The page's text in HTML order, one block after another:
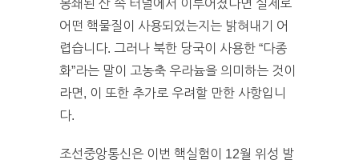
봉쇄된 산 속 터널에서 이루어졌다면 실제로
어떤 핵물질이 사용되었는지는 밝혀내기 어
렵습니다. 그러나 북한 당국이 사용한 “다종
화”라는 말이 고농축 우라늄을 의미하는 것이
라면, 이 또한 추가로 우려할 만한 사항입니
다.
조선중앙통신은 이번 핵실험이 12월 위성 발